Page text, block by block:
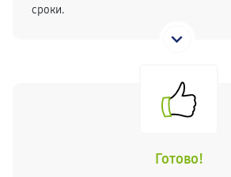
сроки.
Готово!